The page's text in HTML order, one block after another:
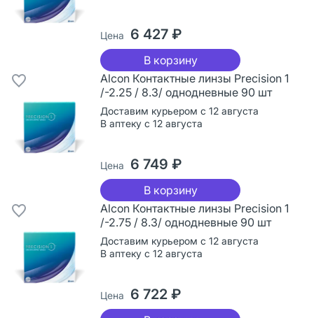
Цена 6 427 ₽
В корзину
Alcon Контактные линзы Precision 1
/-2.25 / 8.3/ однодневные 90 шт
Доставим курьером с 12 августа
В аптеку с 12 августа
Цена 6 749 ₽
В корзину
Alcon Контактные линзы Precision 1
/-2.75 / 8.3/ однодневные 90 шт
Доставим курьером с 12 августа
В аптеку с 12 августа
Цена 6 722 ₽